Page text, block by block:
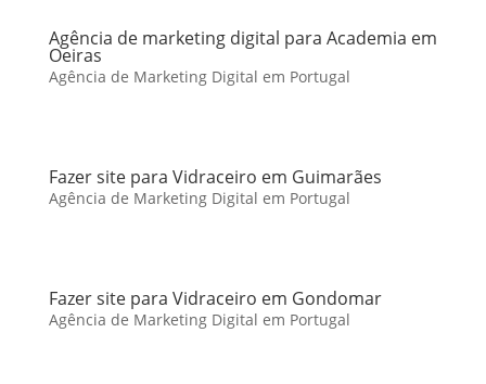
Agência de marketing digital para Academia em
Oeiras
Agência de Marketing Digital em Portugal
Fazer site para Vidraceiro em Guimarães
Agência de Marketing Digital em Portugal
Fazer site para Vidraceiro em Gondomar
Agência de Marketing Digital em Portugal